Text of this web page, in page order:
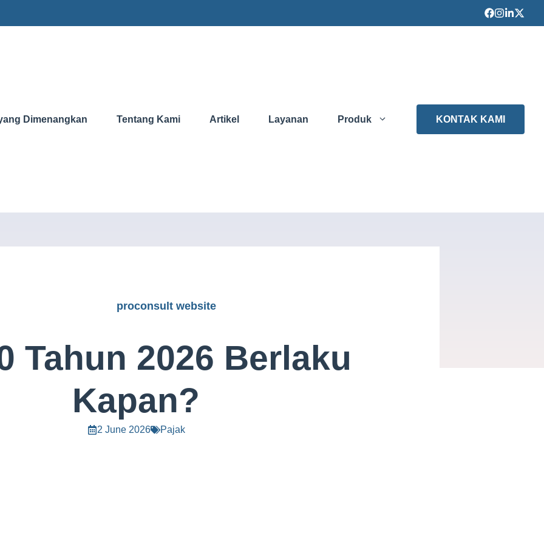
Dimenangkan Tentang Kami Artikel Layanan Produk KONTAK KAMI
proconsult website
Tahun 2026 Berlaku
Kapan?
2 June 2026 Pajak